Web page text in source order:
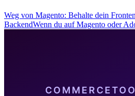
Weg von Magento: Behalte dein
BackendWenn du auf Magento oder